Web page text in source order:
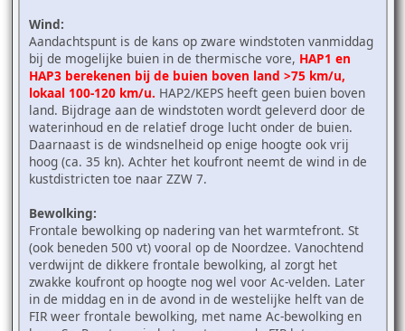
Wind:
Aandachtspunt is de kans op zware windstoten vanmiddag
bij de mogelijke buien in de thermische vore, HAP1 en
HAP3 berekenen bij de buien boven land >75 km/u,
lokaal 100-120 km/u. HAP2/KEPS heeft geen buien boven
land. Bijdrage aan de windstoten wordt geleverd door de
waterinhoud en de relatief droge lucht onder de buien.
Daarnaast is de windsnelheid op enige hoogte ook vrij
hoog (ca. 35 kn). Achter het koufront neemt de wind in de
kustdistricten toe naar ZZW 7.
Bewolking:
Frontale bewolking op nadering van het warmtefront. St
(ook beneden 500 vt) vooral op de Noordzee. Vanochtend
verdwijnt de dikkere frontale bewolking, al zorgt het
zwakke koufront op hoogte nog wel voor Ac-velden. Later
in de middag en in de avond in de westelijke helft van de
FIR weer frontale bewolking, met name Ac-bewolking en